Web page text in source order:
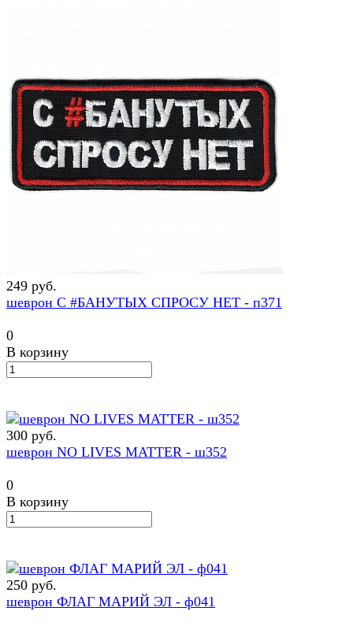
249 руб.
шеврон С #БАНУТЫХ СПРОСУ НЕТ - п371
0
В корзину
300 руб.
шеврон NO LIVES MATTER - ш352
0
В корзину
250 руб.
шеврон ФЛАГ МАРИЙ ЭЛ - ф041